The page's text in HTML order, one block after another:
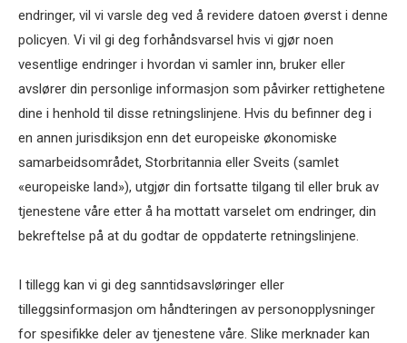
endringer, vil vi varsle deg ved å revidere datoen øverst i denne
policyen. Vi vil gi deg forhåndsvarsel hvis vi gjør noen
vesentlige endringer i hvordan vi samler inn, bruker eller
avslører din personlige informasjon som påvirker rettighetene
dine i henhold til disse retningslinjene. Hvis du befinner deg i
en annen jurisdiksjon enn det europeiske økonomiske
samarbeidsområdet, Storbritannia eller Sveits (samlet
«europeiske land»), utgjør din fortsatte tilgang til eller bruk av
tjenestene våre etter å ha mottatt varselet om endringer, din
bekreftelse på at du godtar de oppdaterte retningslinjene.
I tillegg kan vi gi deg sanntidsavsløringer eller
tilleggsinformasjon om håndteringen av personopplysninger
for spesifikke deler av tjenestene våre. Slike merknader kan